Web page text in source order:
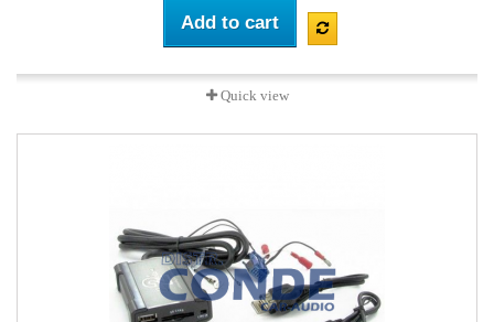
Add to cart
Quick view